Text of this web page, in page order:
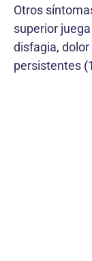
Otros
superior
disfagia,
persistentes